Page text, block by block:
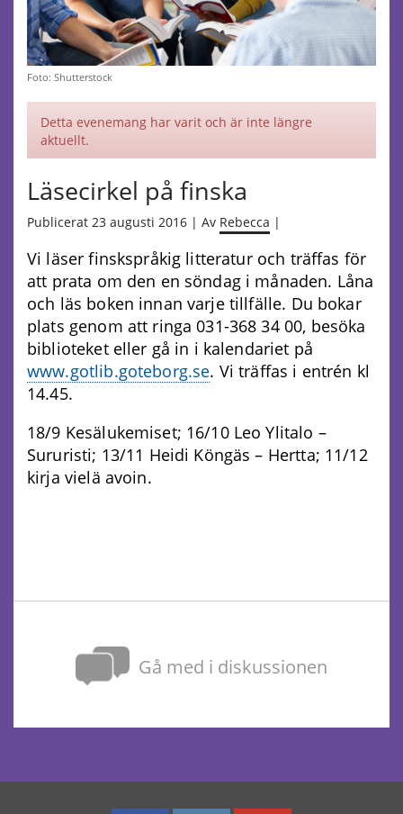
Foto: Shutterstock
Detta evenemang har varit och är inte längre
aktuellt.
Läsecirkel på finska
Publicerat 23 augusti 2016 | Av Rebecca |
Vi läser finskspråkig litteratur och träffas för
att prata om den en söndag i månaden. Låna
och läs boken innan varje tillfälle. Du bokar
plats genom att ringa 031-368 34 00, besöka
biblioteket eller gå in i kalendariet på
www.gotlib.goteborg.se. Vi träffas i entrén kl
14.45.
18/9 Kesälukemiset; 16/10 Leo Ylitalo –
Sururisti; 13/11 Heidi Köngäs – Hertta; 11/12
kirja vielä avoin.
Gå med i diskussionen